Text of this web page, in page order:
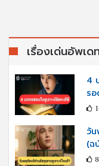
เรื่องเด่นอัพเด
4
ร
วั
(ฉ